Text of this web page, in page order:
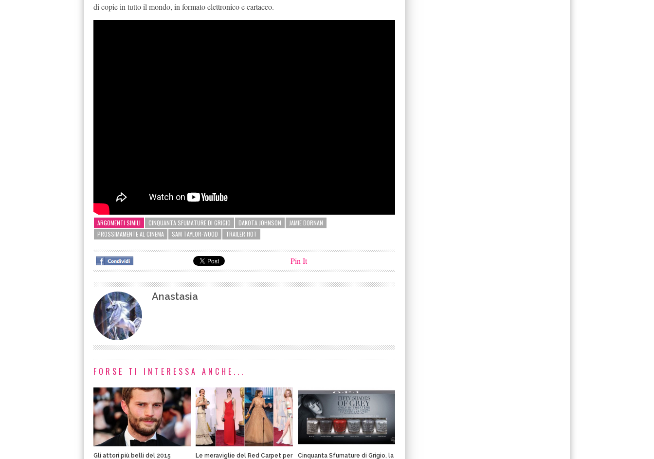
di copie in tutto il mondo, in formato elettronico e cartaceo.
ARGOMENTI SIMILI CINQUANTA SFUMATURE DI GRIGIO DAKOTA JOHNSON
JAMIE DORNAN
PROSSIMAMENTE AL CINEMA
SAM TAYLOR-WOOD TRAILER HOT
Pin It
Anastasia
FORSE TI INTERESSA ANCHE...
Gli attori più belli del 2015
Le meraviglie del Red Carpet per
Cinquanta Sfumature di Grigio, la